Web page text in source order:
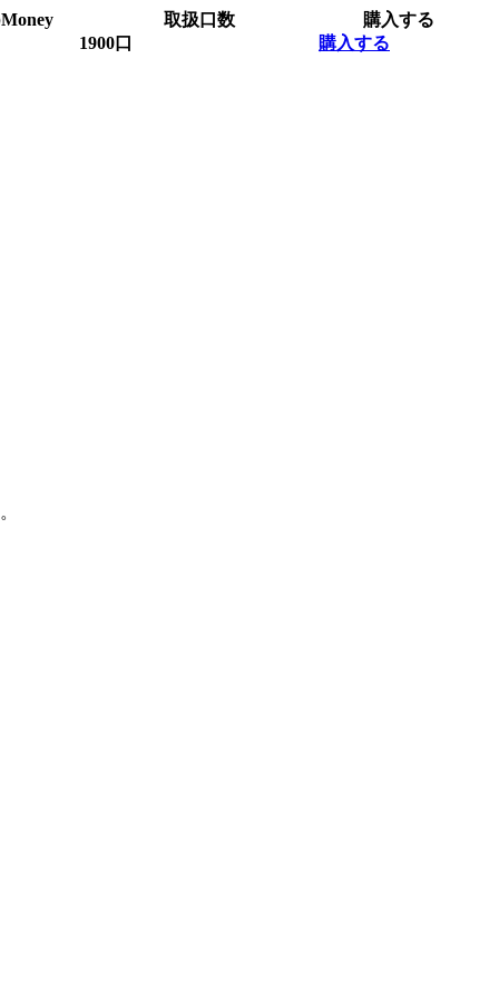
取扱口数
購入する
1900口
購入する